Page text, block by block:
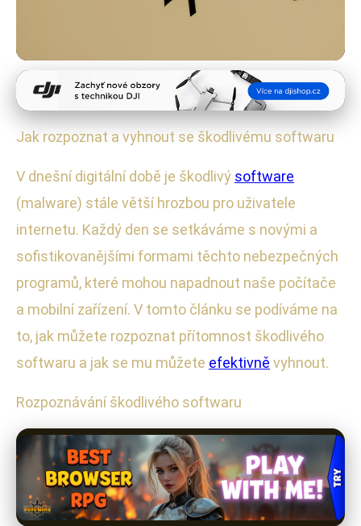
Kybernetické hrozby a ochrana
Jak Rozpoznat a Ochránit Se Před
· 4 min čtení · Autor: Michaela Urbanová
Jak rozpoznat a vyhnout se škodlivému softwaru
V dnešní digitální době je škodlivý software
(malware) stále větší hrozbou pro uživatele
internetu. Každý den se setkáváme s novými a
sofistikovanějšími formami těchto nebezpečných
programů, které mohou napadnout naše počítače
a mobilní zařízení. V tomto článku se podíváme na
to, jak můžete rozpoznat přítomnost škodlivého
softwaru a jak se mu můžete efektivně vyhnout.
Rozpoznávání škodlivého softwaru